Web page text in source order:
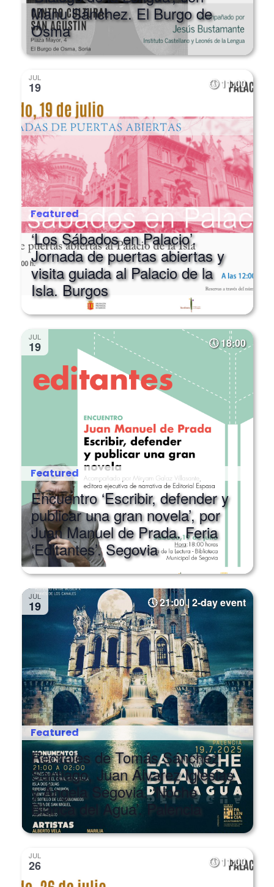
Manu Sánchez. El Burgo de
Osma
JUL
19 11:00
Featured
‘Los Sábados en Palacio’.
Jornada de puertas abiertas y
visita guiada al Palacio de la
Isla. Burgos
JUL
19 18:00
Featured
Encuentro ‘Escribir, defender y
publicar una gran novela’, por
Juan Manuel de Prada. Feria
‘Editantes’. Segovia
JUL
19 21:00 | 2-day event
Featured
Recitales de Tomás Sánchez
Santiago, Juan Álvarez Iglesias
y Ángela Segovia. ‘Noche
Blanca del Agua’. Palencia
JUL
26 11:00